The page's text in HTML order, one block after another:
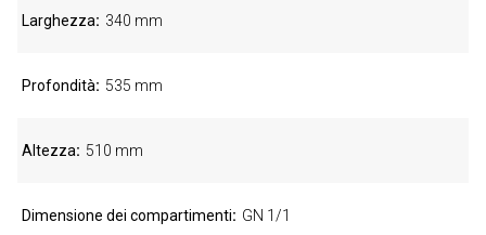
Larghezza 340 mm
Profondità 535 mm
Altezza 510 mm
Dimensione dei compartimenti GN 1/1